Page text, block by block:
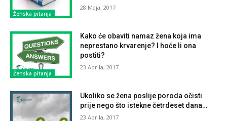
Ženska pitanja
28 Maja, 2017
Ženska pitanja
Kako će obaviti namaz žena koja ima
neprestano krvarenje? I hoće li ona
postiti?
23 Aprila, 2017
Ukoliko se žena poslije poroda očisti
prije nego što istekne četrdeset dana…
23 Aprila, 2017